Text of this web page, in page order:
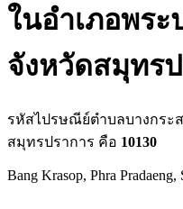
ในอำเภอพร
จังหวัดสมุทร
รหัสไปรษณีย์ตำบลบางกระ
สมุทรปราการ คือ 10130
Bang Krasop, Phra